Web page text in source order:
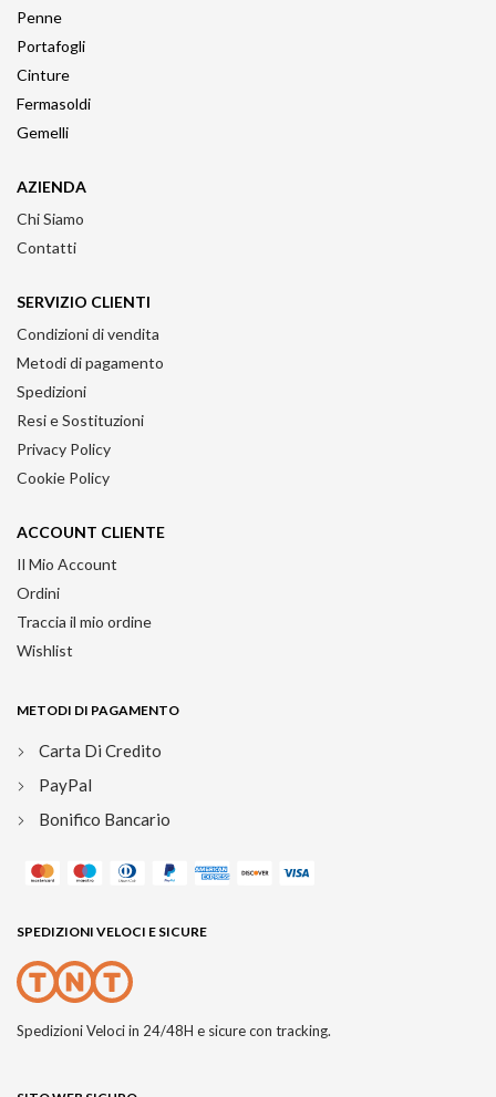
Penne
Portafogli
Cinture
Fermasoldi
Gemelli
AZIENDA
Chi Siamo
Contatti
SERVIZIO CLIENTI
Condizioni di vendita
Metodi di pagamento
Spedizioni
Resi e Sostituzioni
Privacy Policy
Cookie Policy
ACCOUNT CLIENTE
Il Mio Account
Ordini
Traccia il mio ordine
Wishlist
METODI DI PAGAMENTO
Carta Di Credito
PayPal
Bonifico Bancario
SPEDIZIONI VELOCI E SICURE
Spedizioni Veloci in 24/48H e sicure con tracking.